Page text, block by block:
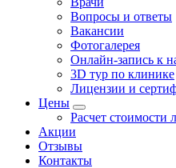
Вопросы и ответы
Вакансии
Фотогалерея
Онлайн-запись к
3D тур по клинике
Лицензии и
Цены
Расчет стоимости
Акции
Отзывы
Контакты